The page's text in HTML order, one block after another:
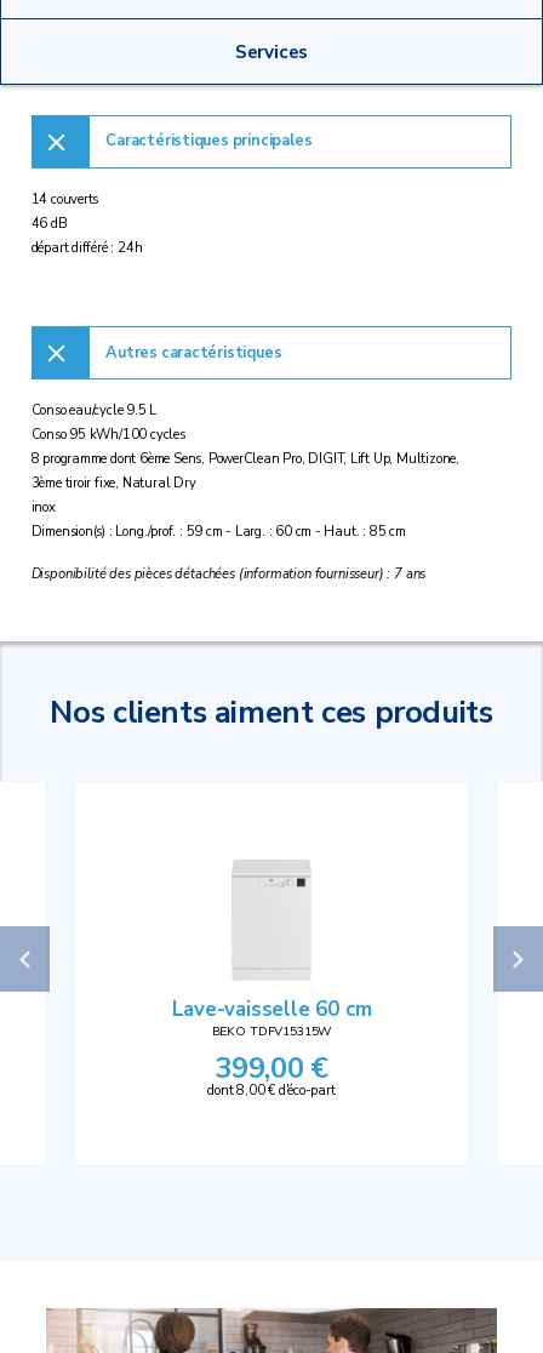
Services
Caractéristiques principales
14 couverts
46 dB
départ différé : 24h
Autres caractéristiques
Conso eau/cycle 9.5 L
Conso 95 kWh/100 cycles
8 programme dont 6ème Sens, PowerClean Pro, DIGIT, Lift Up, Multizone,
3ème tiroir fixe, Natural Dry
inox
Dimension(s) : Long./prof. : 59 cm - Larg. : 60 cm - Haut. : 85 cm
Disponibilité des pièces détachées (information fournisseur) : 7 ans
Nos clients aiment ces produits
Lave-vaisselle 60 cm
BEKO TDFV15315W
399,00 €
dont 8,00 € d'éco-part